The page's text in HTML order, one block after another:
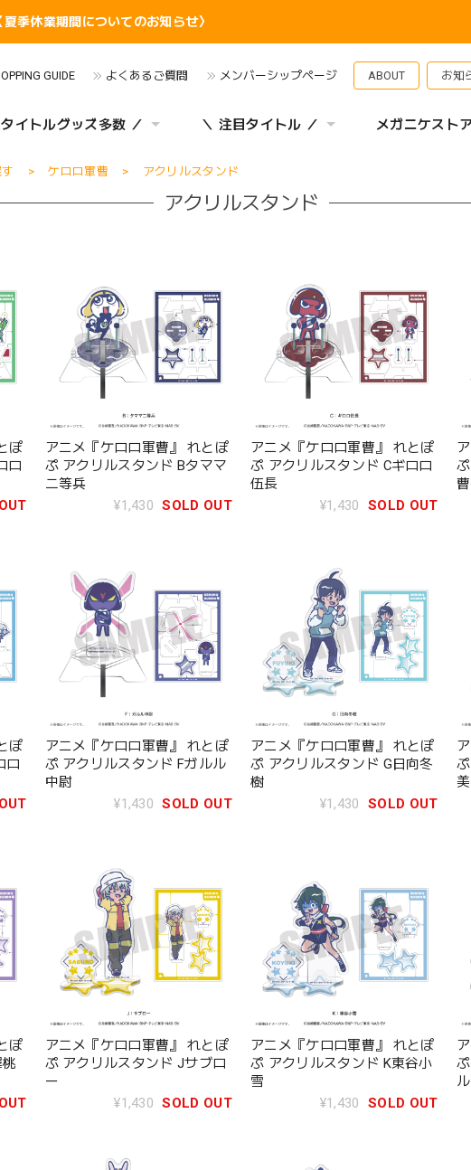
夏季休業期間についてのお知らせ〉
GUIDE よくあるご質問 メンバーシップページ ABOUT お知
イトルグッズ多数 ／ ＼ 注目タイトル ／ メガニケスト
ケロロ軍曹 アクリルスタンド
アクリルスタンド
ぽ
ロ
アニメ『ケロロ軍曹』 れとぽ
ぷ アクリルスタンド Bタママ
二等兵
¥1,430 SOLD OUT
アニメ『ケロロ軍曹』 れとぽ
ぷ アクリルスタンド Cギロロ
伍長
¥1,430
SOLD OUT
ぽ
ロ
アニメ『ケロロ軍曹』 れとぽ
ぷ アクリルスタンド Fガルル
中尉
¥1,430 SOLD OUT
アニメ『ケロロ軍曹』 れとぽ
ぷ アクリルスタンド G日向冬
樹
¥1,430
SOLD OUT
美
ぽ
アニメ『ケロロ軍曹』 れとぽ
ぷ アクリルスタンド Jサブロ
ー
¥1,430 SOLD OUT
アニメ『ケロロ軍曹』 れとぽ
ぷ アクリルスタンド K東谷小
雪
¥1,430
SOLD OUT